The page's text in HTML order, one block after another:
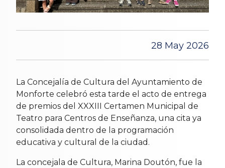
28 May 2026
La Concejalía de Cultura del Ayuntamiento de
Monforte celebró esta tarde el acto de entrega
de premios del XXXIII Certamen Municipal de
Teatro para Centros de Enseñanza, una cita ya
consolidada dentro de la programación
educativa y cultural de la ciudad.
La concejala de Cultura, Marina Doutón, fue la